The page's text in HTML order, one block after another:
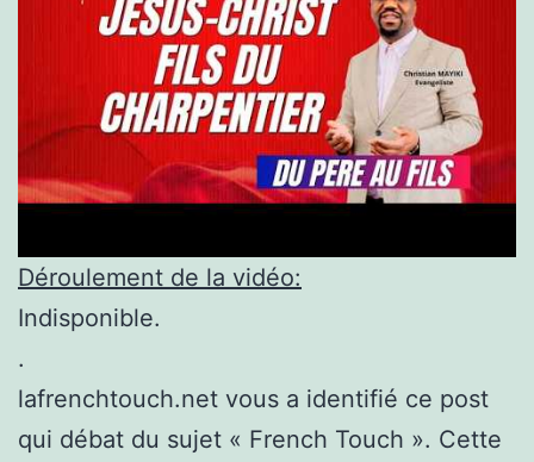
Déroulement de la vidéo:
Indisponible.
.
lafrenchtouch.net vous a identifié ce post
qui débat du sujet « French Touch ». Cette